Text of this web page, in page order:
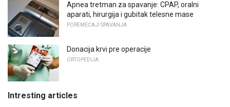
Apnea tretman za spavanje: CPAP, oralni
aparati, hirurgija i gubitak telesne mase
POREMEĆAJI SPAVANJA
Donacija krvi pre operacije
ORTOPEDIJA
Intresting articles